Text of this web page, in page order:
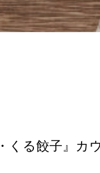
くる餃子』カ